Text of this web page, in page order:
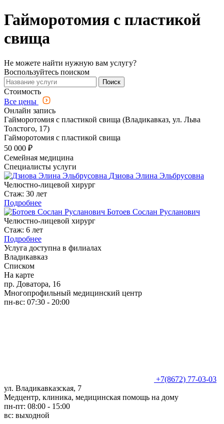
Гайморотомия с пластикой
свища
Не можете найти нужную вам услугу?
Воспользуйтесь поиском
Поиск
Стоимость
Все цены
Онлайн запись
Гайморотомия с пластикой свища (Владикавказ, ул. Льва
Толстого, 17)
Гайморотомия с пластикой свища
50 000 ₽
Семейная медицина
Специалисты услуги
Дзиова Элина Эльбрусовна
Челюстно-лицевой хирург
Стаж: 30 лет
Подробнее
Ботоев Сослан Русланович
Челюстно-лицевой хирург
Стаж: 6 лет
Подробнее
Услуга доступна в филиалах
Владикавказ
Списком
На карте
пр. Доватора, 16
Многопрофильный медицинский центр
пн-вс: 07:30 - 20:00
+7(8672) 77-03-03
ул. Владикавказская, 7
Медцентр, клиника, медицинская помощь на дому
пн-пт: 08:00 - 15:00
вс: выходной